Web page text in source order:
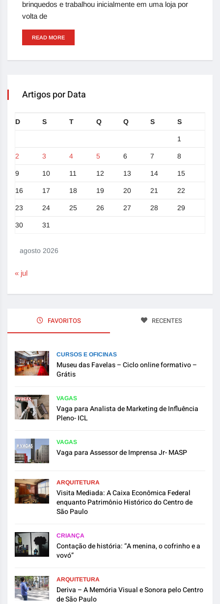
brinquedos e trabalhou inicialmente em uma loja por
volta de
READ MORE
Artigos por Data
agosto 2026
D S T Q Q S S
1
2 3 4 5 6 7 8
9 10 11 12 13 14 15
16 17 18 19 20 21 22
23 24 25 26 27 28 29
30 31
« jul
FAVORITOS RECENTES
CURSOS E OFICINAS
Museu das Favelas – Ciclo online formativo –
Grátis
VAGAS
Vaga para Analista de Marketing de Influência
Pleno- ICL
VAGAS
Vaga para Assessor de Imprensa Jr- MASP
ARQUITETURA
Visita Mediada: A Caixa Econômica Federal
enquanto Patrimônio Histórico do Centro de
São Paulo
CRIANÇA
Contação de história: “A menina, o cofrinho e a
vovó”
ARQUITETURA
Deriva – A Memória Visual e Sonora pelo Centro
de São Paulo